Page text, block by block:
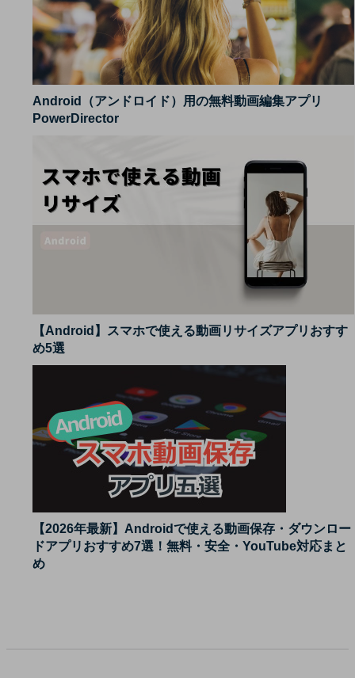
Android（アンドロイド）用の無料動画編集アプリ
PowerDirector
【Android】スマホで使える動画リサイズアプリおすす
め5選
【2026年最新】Androidで使える動画保存・ダウンロー
ドアプリおすすめ7選！無料・安全・YouTube対応まと
め